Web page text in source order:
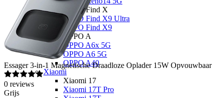
OPPO Find X
OPPO Find X9 Ultra
OPPO Find X9
OPPO A
OPPO A6x 5G
OPPO A6 5G
OPPO A40
Xiaomi
Xiaomi 17
Xiaomi 17T Pro
Essager 3-in-1 Magnetische Draadloze Oplader 15W Opvouwbaar
0 reviews
Grijs